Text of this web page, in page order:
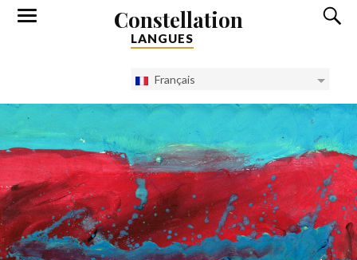
Constellation
LANGUES
Français